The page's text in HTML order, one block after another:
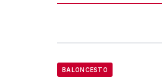
BALONCESTO